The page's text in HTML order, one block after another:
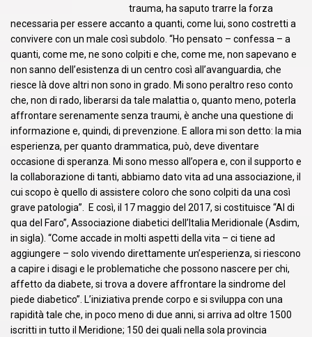
trauma, ha saputo trarre la forza
necessaria per essere accanto a quanti, come lui, sono costretti a
convivere con un male così subdolo. “Ho pensato – confessa – a
quanti, come me, ne sono colpiti e che, come me, non sapevano e
non sanno dell’esistenza di un centro così all’avanguardia, che
riesce là dove altri non sono in grado. Mi sono peraltro reso conto
che, non di rado, liberarsi da tale malattia o, quanto meno, poterla
affrontare serenamente senza traumi, è anche una questione di
informazione e, quindi, di prevenzione. E allora mi son detto: la mia
esperienza, per quanto drammatica, può, deve diventare
occasione di speranza. Mi sono messo all’opera e, con il supporto e
la collaborazione di tanti, abbiamo dato vita ad una associazione, il
cui scopo è quello di assistere coloro che sono colpiti da una così
grave patologia”. E così, il 17 maggio del 2017, si costituisce “Al di
qua del Faro”, Associazione diabetici dell’Italia Meridionale (Asdim,
in sigla). “Come accade in molti aspetti della vita – ci tiene ad
aggiungere – solo vivendo direttamente un’esperienza, si riescono
a capire i disagi e le problematiche che possono nascere per chi,
affetto da diabete, si trova a dovere affrontare la sindrome del
piede diabetico”. L’iniziativa prende corpo e si sviluppa con una
rapidità tale che, in poco meno di due anni, si arriva ad oltre 1500
iscritti in tutto il Meridione; 150 dei quali nella sola provincia